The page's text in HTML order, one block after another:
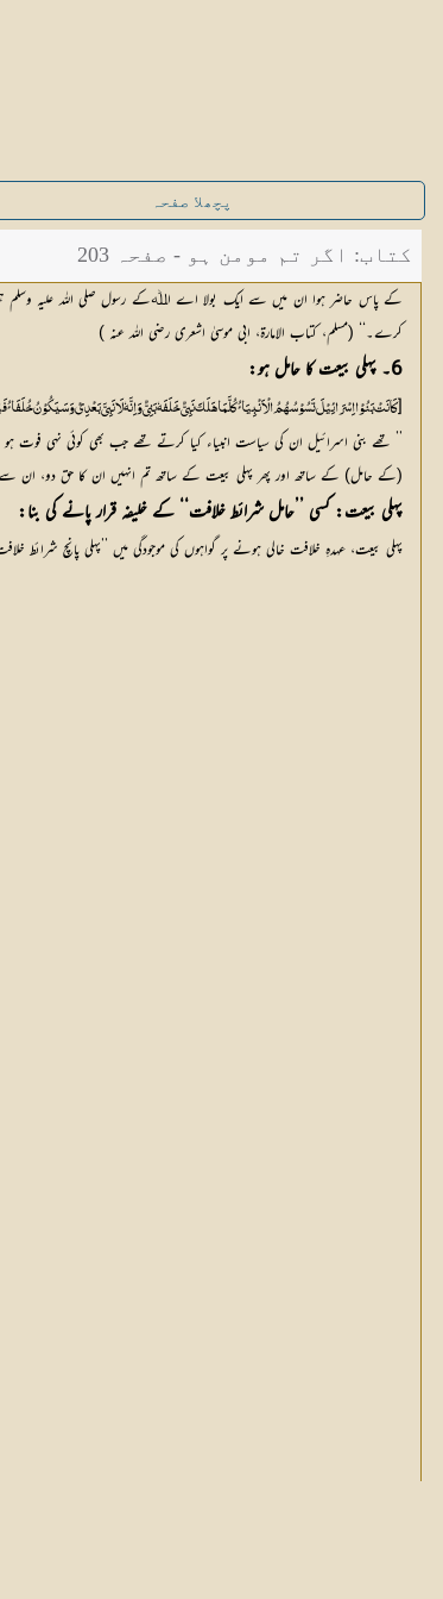
پچھلا صفحہ
کتاب: اگر تم مومن ہو - صفحہ 203
کے پاس حاضر ہوا ان میں سے ایک بولا اے اﷲکے رسول صلی اللہ علیہ
کرے۔‘‘ (مسلم، کتاب الامارۃ، ابی موسیٰ اشعری رضی اللہ عنہ )
6۔ پہلی بیعت کا حامل ہو:
[کَانَتْ بَنُوْا اِسْرَائِیْلَ تَسُوْسُھُمُ الْاَنْبِیَائُ کُلَّمَا ھَلَکَ نَبِیٌّ خَلَفَہٗ بَنِیٌّ وَاِنَّہٗ لَا نَبِیَّ بَعْدِیْ وَسَیَکُوْنُ
’’ تھے بنی اسرائیل ان کی سیاست انبیاء کیا کرتے تھے جب بھی کوئی نہی
(کے حامل) کے ساتھ اور پھر پہلی بیعت کے ساتھ تم انہیں ان کا حق دو، ان
پہلی بیعت: کسی ’’حامل شرائط خلافت‘‘ کے خلیفہ قرار پانے کی بنا:
پہلی بیعت، عہدہِ خلافت خالی ہونے پر گواہوں کی موجودگی میں ’’پہلی